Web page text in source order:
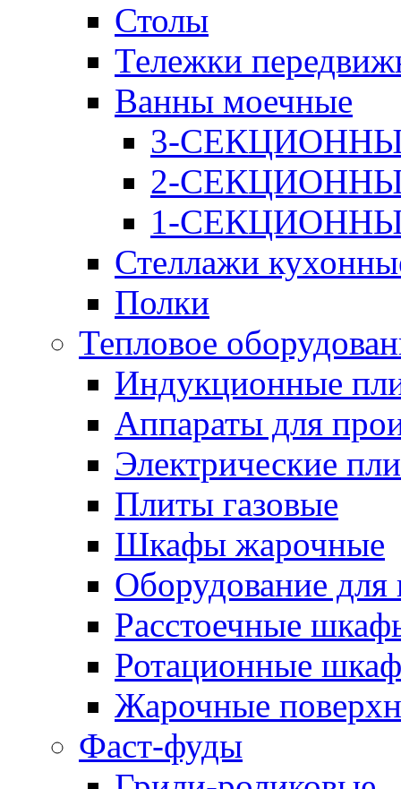
Столы
Тележки
Ванны моечные
3-
2-
1-
Стеллажи
Полки
Тепловое
Индукционные
Аппараты для
Электрические
Плиты газовые
Шкафы жарочные
Оборудование
Расстоечные
Ротационные
Жарочные
Фаст-фуды